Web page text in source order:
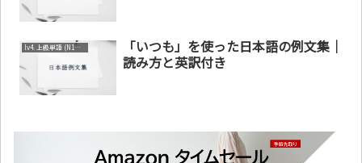
lv4. 上級単語 (N1～N2)
「いつも」を使った日本語の例文集｜
読み方と英訳付き